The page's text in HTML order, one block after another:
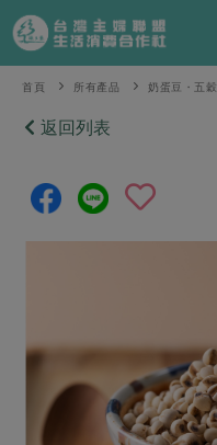
產品分類
當季蔬果
芽苗類
辛香料類
蛋
豆製品
食譜料理
食材
海鮮
常備菜
蔬食
特別企畫
預購活動
2026年端午節預購圓滿結束
更多預購活動
綠主張
社內大小事
產品故事
認識合作社
關於我們
首頁 所有產品 奶蛋豆・五穀
返回列表